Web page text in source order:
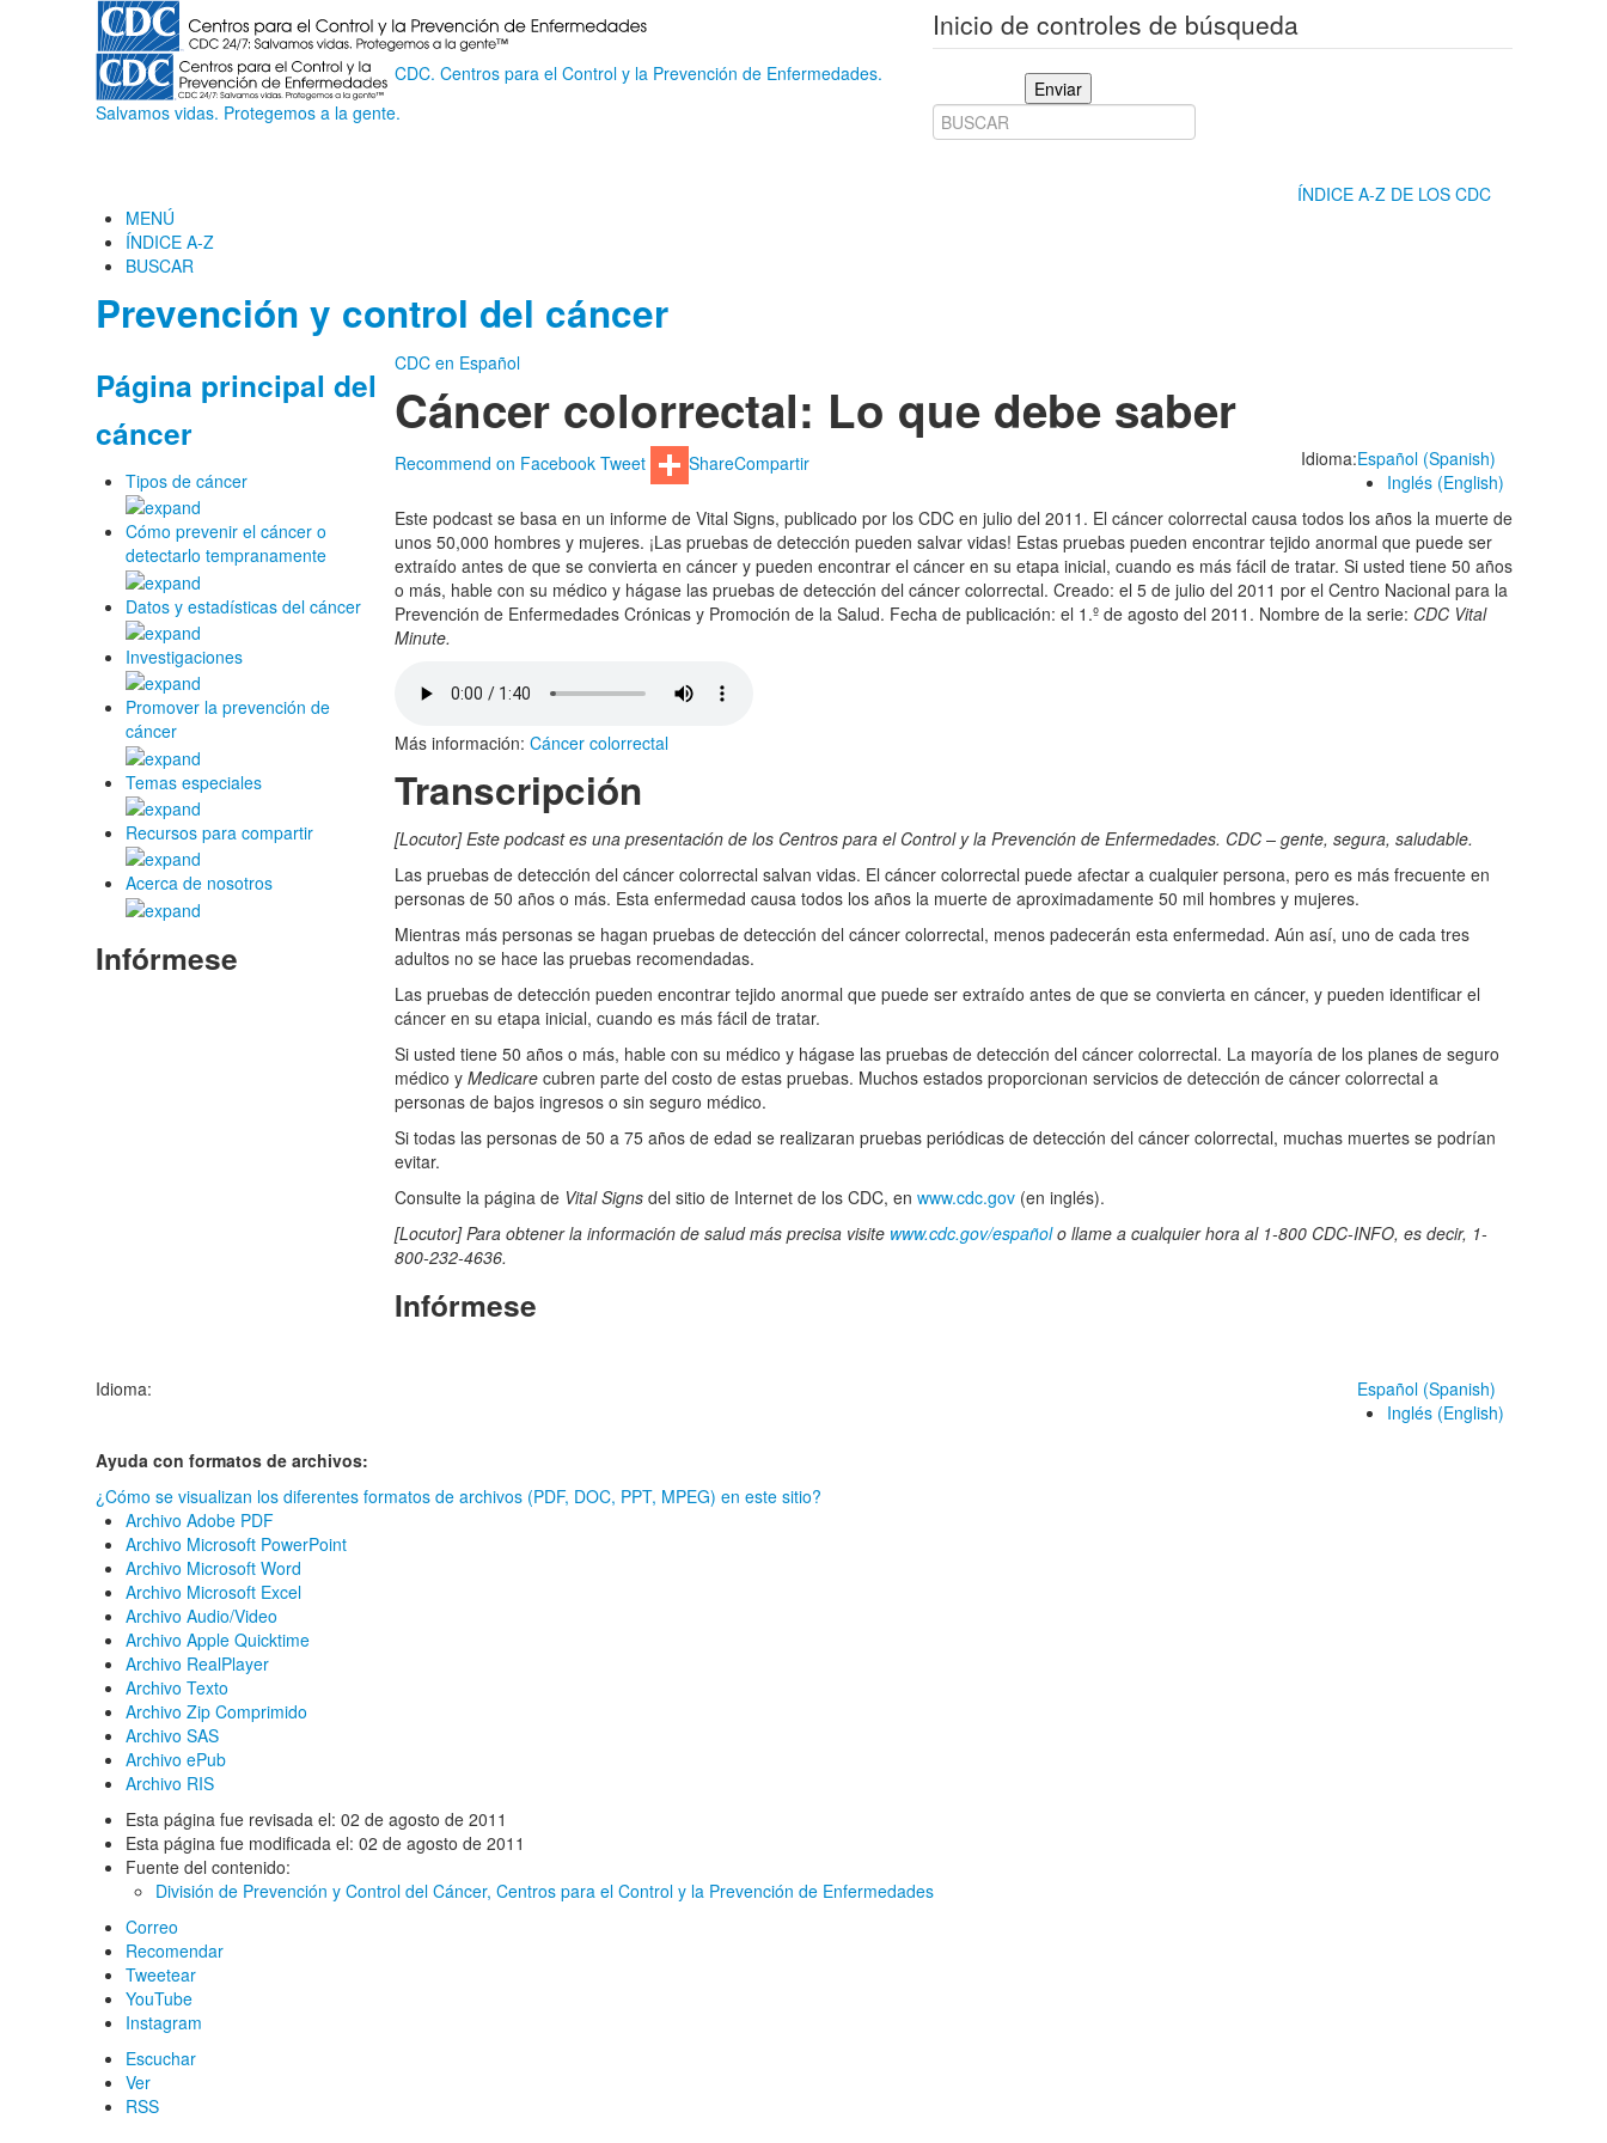
CDC. Centros para el Control y la Prevención de Enfermedades.
Salvamos vidas. Protegemos a la gente.
Inicio de controles de búsqueda
Enviar
ÍNDICE A-Z DE LOS CDC
MENÚ
ÍNDICE A-Z
BUSCAR
Prevención y control del cáncer
Página principal del
cáncer
Tipos de cáncer
Cómo prevenir el cáncer o
detectarlo tempranamente
Datos y estadísticas del cáncer
Investigaciones
Promover la prevención de
cáncer
Temas especiales
Recursos para compartir
Acerca de nosotros
Infórmese
CDC en Español
Cáncer colorrectal: Lo que debe saber
Idioma:Español (Spanish)
Inglés (English)
Recommend on Facebook Tweet ShareCompartir
Este podcast se basa en un informe de Vital Signs, publicado por los CDC en julio del 2011. El cáncer colorrectal causa todos los años la muerte de
unos 50,000 hombres y mujeres. ¡Las pruebas de detección pueden salvar vidas! Estas pruebas pueden encontrar tejido anormal que puede ser
extraído antes de que se convierta en cáncer y pueden encontrar el cáncer en su etapa inicial, cuando es más fácil de tratar. Si usted tiene 50 años
o más, hable con su médico y hágase las pruebas de detección del cáncer colorrectal. Creado: el 5 de julio del 2011 por el Centro Nacional para la
Prevención de Enfermedades Crónicas y Promoción de la Salud. Fecha de publicación: el 1.º de agosto del 2011. Nombre de la serie: CDC Vital
Minute.
Más información: Cáncer colorrectal
Transcripción
[Locutor] Este podcast es una presentación de los Centros para el Control y la Prevención de Enfermedades. CDC – gente, segura, saludable.
Las pruebas de detección del cáncer colorrectal salvan vidas. El cáncer colorrectal puede afectar a cualquier persona, pero es más frecuente en
personas de 50 años o más. Esta enfermedad causa todos los años la muerte de aproximadamente 50 mil hombres y mujeres.
Mientras más personas se hagan pruebas de detección del cáncer colorrectal, menos padecerán esta enfermedad. Aún así, uno de cada tres
adultos no se hace las pruebas recomendadas.
Las pruebas de detección pueden encontrar tejido anormal que puede ser extraído antes de que se convierta en cáncer, y pueden identificar el
cáncer en su etapa inicial, cuando es más fácil de tratar.
Si usted tiene 50 años o más, hable con su médico y hágase las pruebas de detección del cáncer colorrectal. La mayoría de los planes de seguro
médico y Medicarecubren parte del costo de estas pruebas. Muchos estados proporcionan servicios de detección de cáncer colorrectal a
personas de bajos ingresos o sin seguro médico.
Si todas las personas de 50 a 75 años de edad se realizaran pruebas periódicas de detección del cáncer colorrectal, muchas muertes se podrían
evitar.
Consulte la página de Vital Signsdel sitio de Internet de los CDC, en www.cdc.gov(en inglés).
[Locutor] Para obtener la información de salud más precisa visite www.cdc.gov/españolo llame a cualquier hora al 1-800 CDC-INFO, es decir, 1-
800-232-4636.
Infórmese
Idioma:
Español (Spanish)
Inglés (English)
Ayuda con formatos de archivos:
¿Cómo se visualizan los diferentes formatos de archivos (PDF, DOC, PPT, MPEG) en este sitio?
Archivo Adobe PDF
Archivo Microsoft PowerPoint
Archivo Microsoft Word
Archivo Microsoft Excel
Archivo Audio/Video
Archivo Apple Quicktime
Archivo RealPlayer
Archivo Texto
Archivo Zip Comprimido
Archivo SAS
Archivo ePub
Archivo RIS
Esta página fue revisada el: 02 de agosto de 2011
Esta página fue modificada el: 02 de agosto de 2011
Fuente del contenido:
División de Prevención y Control del Cáncer, Centros para el Control y la Prevención de Enfermedades
Correo
Recomendar
Tweetear
YouTube
Instagram
Escuchar
Ver
RSS